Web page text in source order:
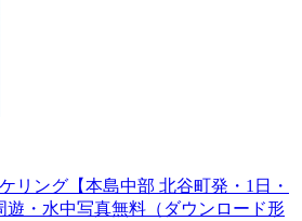
リング【本島中部 北谷町発・1日・
遊・水中写真無料（ダウンロード形